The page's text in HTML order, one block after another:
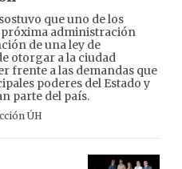
que uno de los
administración
de una ley de
otorgar a la ciudad
frente a las demandas que
poderes del Estado y
parte del país.
ÚH